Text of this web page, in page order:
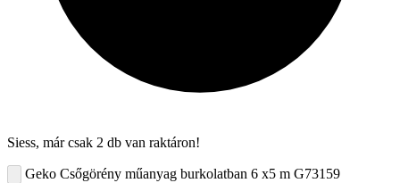
Siess, már csak 2 db van raktáron!
Geko Csőgörény műanyag burkolatban 6 x5 m G73159